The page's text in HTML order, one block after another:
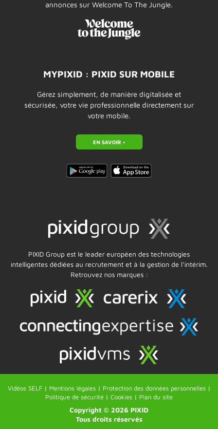
annonces sur Welcome To The Jungle.
MYPIXID : PIXID SUR MOBILE
Gérez simplement, de manière digitalisée et
sécurisée, votre vie professionnelle directement sur
votre mobile.
EN SAVOIR +
PIXID Group est le leader européen des technologies
intelligentes dédiées au recrutement et à la gestion de l’intérim.
Retrouvez nos marques :
Vidéos SELF | Mentions légales | Protection des données personnelles |
Politique de sécurité | Cookies | Plan du site
Copyright © 2026 PIXID
Tous droits réservés